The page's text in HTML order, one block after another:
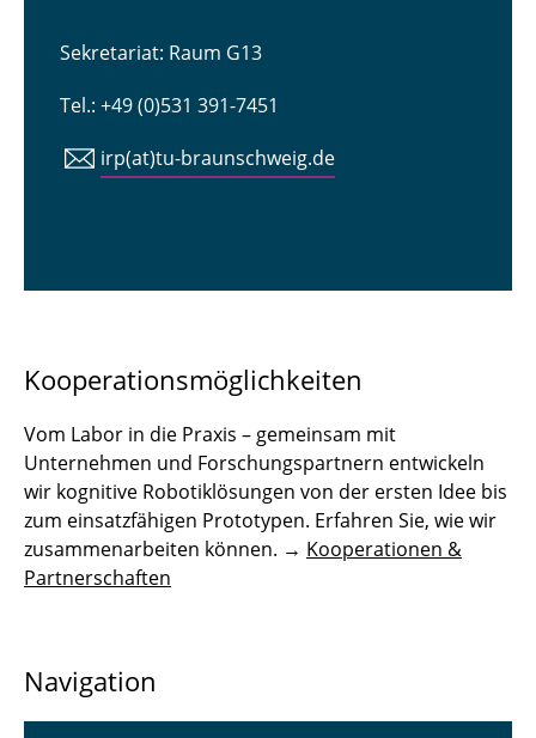
Sekretariat: Raum G13
Tel.: +49 (0)531 391-7451
irp(at)tu-braunschweig.de
Kooperationsmöglichkeiten
Vom Labor in die Praxis – gemeinsam mit
Unternehmen und Forschungspartnern entwickeln
wir kognitive Robotiklösungen von der ersten Idee bis
zum einsatzfähigen Prototypen. Erfahren Sie, wie wir
zusammenarbeiten können. → Kooperationen &
Partnerschaften
Navigation